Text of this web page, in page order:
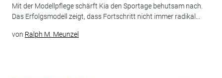
Mit der Modellpflege schärft Kia den Sportage behutsam nach.
Das Erfolgsmodell zeigt, dass Fortschritt nicht immer radikal...
von Ralph M. Meunzel